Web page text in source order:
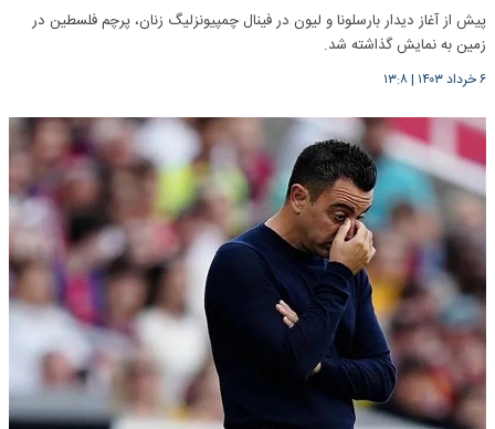
پیش از آغاز دیدار بارسلونا و لیون در فینال چمپیونزلیگ زنان، پرچم فلسطین در
زمین به نمایش گذاشته شد.
۶ خرداد ۱۴۰۳ |۱۳:۸